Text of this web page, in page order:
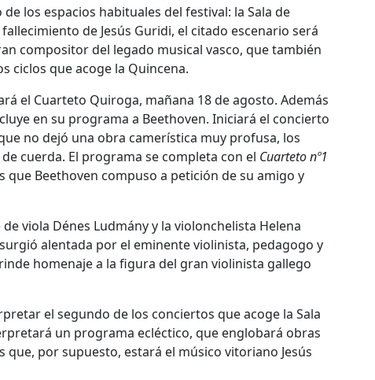
los espacios habituales del festival: la Sala de
de Jesús Guridi, el citado escenario será
compositor del legado musical vasco, que también
ciclos que acoge la Quincena.
el Cuarteto Quiroga, mañana 18 de agosto. Además
en su programa a Beethoven. Iniciará el concierto
no dejó una obra camerística muy profusa, los
cuerda. El programa se completa con el Cuarteto nº1
que Beethoven compuso a petición de su amigo y
viola Dénes Ludmány y la violonchelista Helena
alentada por el eminente violinista, pedagogo y
homenaje a la figura del gran violinista gallego
el segundo de los conciertos que acoge la Sala
un programa ecléctico, que englobará obras
que, por supuesto, estará el músico vitoriano Jesús